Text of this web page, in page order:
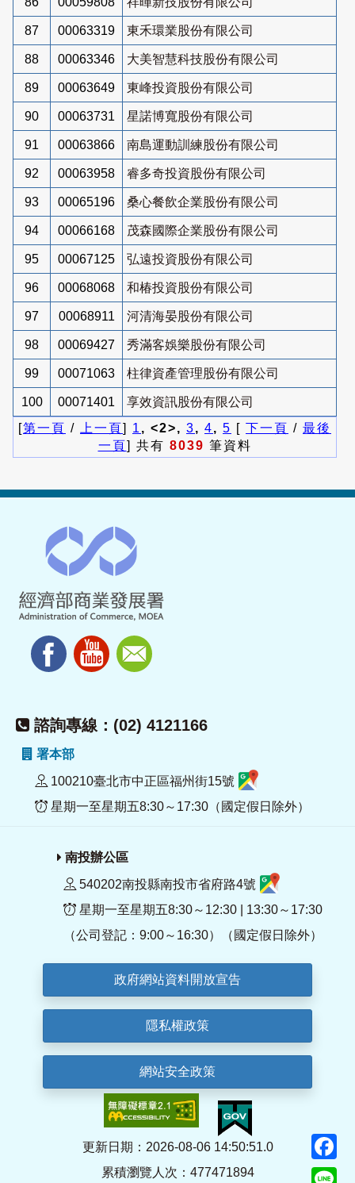
87 00063319 東禾環業股份有限公司
88 00063346 大美智慧科技股份有限公司
89 00063649 東峰投資股份有限公司
90 00063731 星諾博寬股份有限公司
91 00063866 南島運動訓練股份有限公司
92 00063958 睿多奇投資股份有限公司
93 00065196 桑心餐飲企業股份有限公司
94 00066168 茂森國際企業股份有限公司
95 00067125 弘遠投資股份有限公司
96 00068068 和椿投資股份有限公司
97 00068911 河清海晏股份有限公司
98 00069427 秀滿客娛樂股份有限公司
99 00071063 柱律資產管理股份有限公司
100 00071401
享效資訊股份有限公司
[第一頁 / 上一頁] 1 , <2>, 3, 4, 5 [ 下一頁 / 最後
一頁] 共有 8039 筆資料
諮詢專線：(02) 4121166
署本部
100210臺北市中正區福州街15號
星期一至星期五8:30～17:30（國定假日除外）
南投辦公區
540202南投縣南投市省府路4號
星期一至星期五8:30～12:30 | 13:30～17:30
（公司登記：9:00～16:30）（國定假日除外）
政府網站資料開放宣告
隱私權政策
網站安全政策
更新日期：2026-08-06 14:50:51.0
累積瀏覽人次：477471894